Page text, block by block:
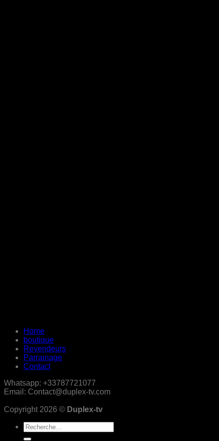
Home
boutique
Revendeurs
Parrainage
Contact
Whatsapp: +33787721077
Email: Contact@duplex-tv.com
Copyright 2026 © Duplex-tv
Recherche
pour :